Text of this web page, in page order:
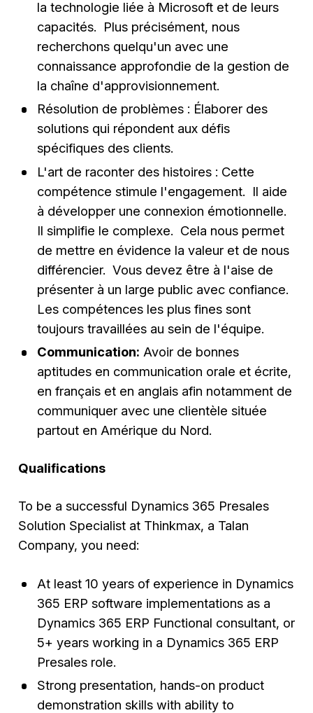
la technologie liée à Microsoft et de leurs
capacités. Plus précisément, nous
recherchons quelqu'un avec une
connaissance approfondie de la gestion de
la chaîne d'approvisionnement.
Résolution de problèmes : Élaborer des
solutions qui répondent aux défis
spécifiques des clients.
L'art de raconter des histoires : Cette
compétence stimule l'engagement. Il aide
à développer une connexion émotionnelle.
Il simplifie le complexe. Cela nous permet
de mettre en évidence la valeur et de nous
différencier. Vous devez être à l'aise de
présenter à un large public avec confiance.
Les compétences les plus fines sont
toujours travaillées au sein de l'équipe.
Communication: Avoir de bonnes
aptitudes en communication orale et écrite,
en français et en anglais afin notamment de
communiquer avec une clientèle située
partout en Amérique du Nord.
Qualifications
To be a successful Dynamics 365 Presales
Solution Specialist at Thinkmax, a Talan
Company, you need:
At least 10 years of experience in Dynamics
365 ERP software implementations as a
Dynamics 365 ERP Functional consultant, or
5+ years working in a Dynamics 365 ERP
Presales role.
Strong presentation, hands-on product
demonstration skills with ability to